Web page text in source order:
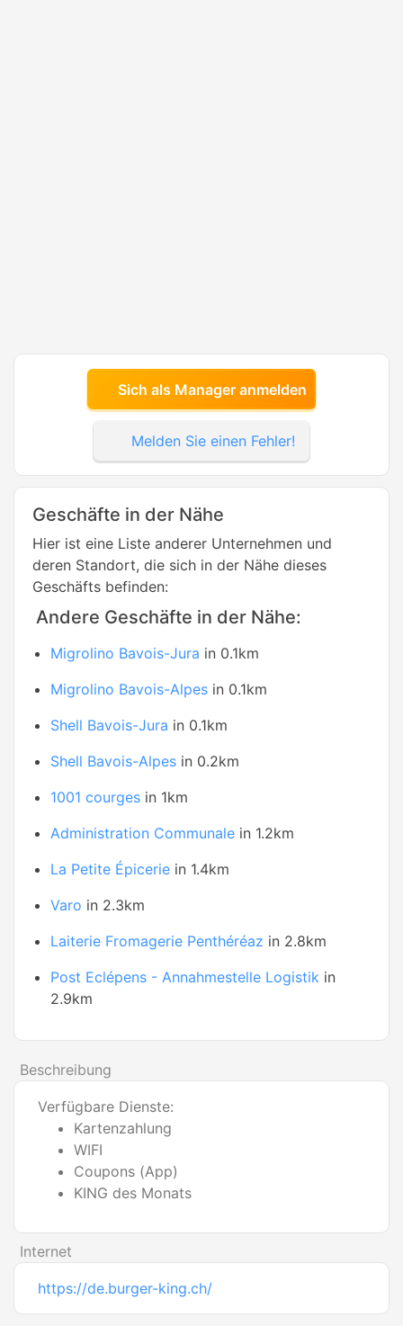
Sich als Manager anmelden
Melden Sie einen Fehler!
Geschäfte in der Nähe
Hier ist eine Liste anderer Unternehmen und
deren Standort, die sich in der Nähe dieses
Geschäfts befinden:
Andere Geschäfte in der Nähe:
Migrolino Bavois-Jura in 0.1km
Migrolino Bavois-Alpes in 0.1km
Shell Bavois-Jura in 0.1km
Shell Bavois-Alpes in 0.2km
1001 courges in 1km
Administration Communale in 1.2km
La Petite Épicerie in 1.4km
Varo in 2.3km
Laiterie Fromagerie Penthéréaz in 2.8km
Post Eclépens - Annahmestelle Logistik in
2.9km
Beschreibung
Verfügbare Dienste:
Kartenzahlung
WIFI
Coupons (App)
KING des Monats
Internet
https://de.burger-king.ch/